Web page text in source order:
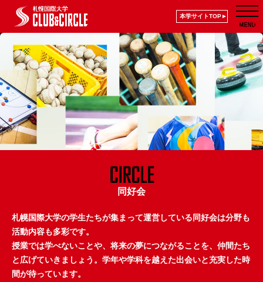
本学サイトTOP
CIRCLE
同好会
札幌国際大学の学生たちが集まって運営している同好会は分野も
活動内容も多彩です。
授業では学べないことや、将来の夢につながることを、仲間たち
と広げていきましょう。学年や学科を越えた出会いと充実した時
間が待っています。